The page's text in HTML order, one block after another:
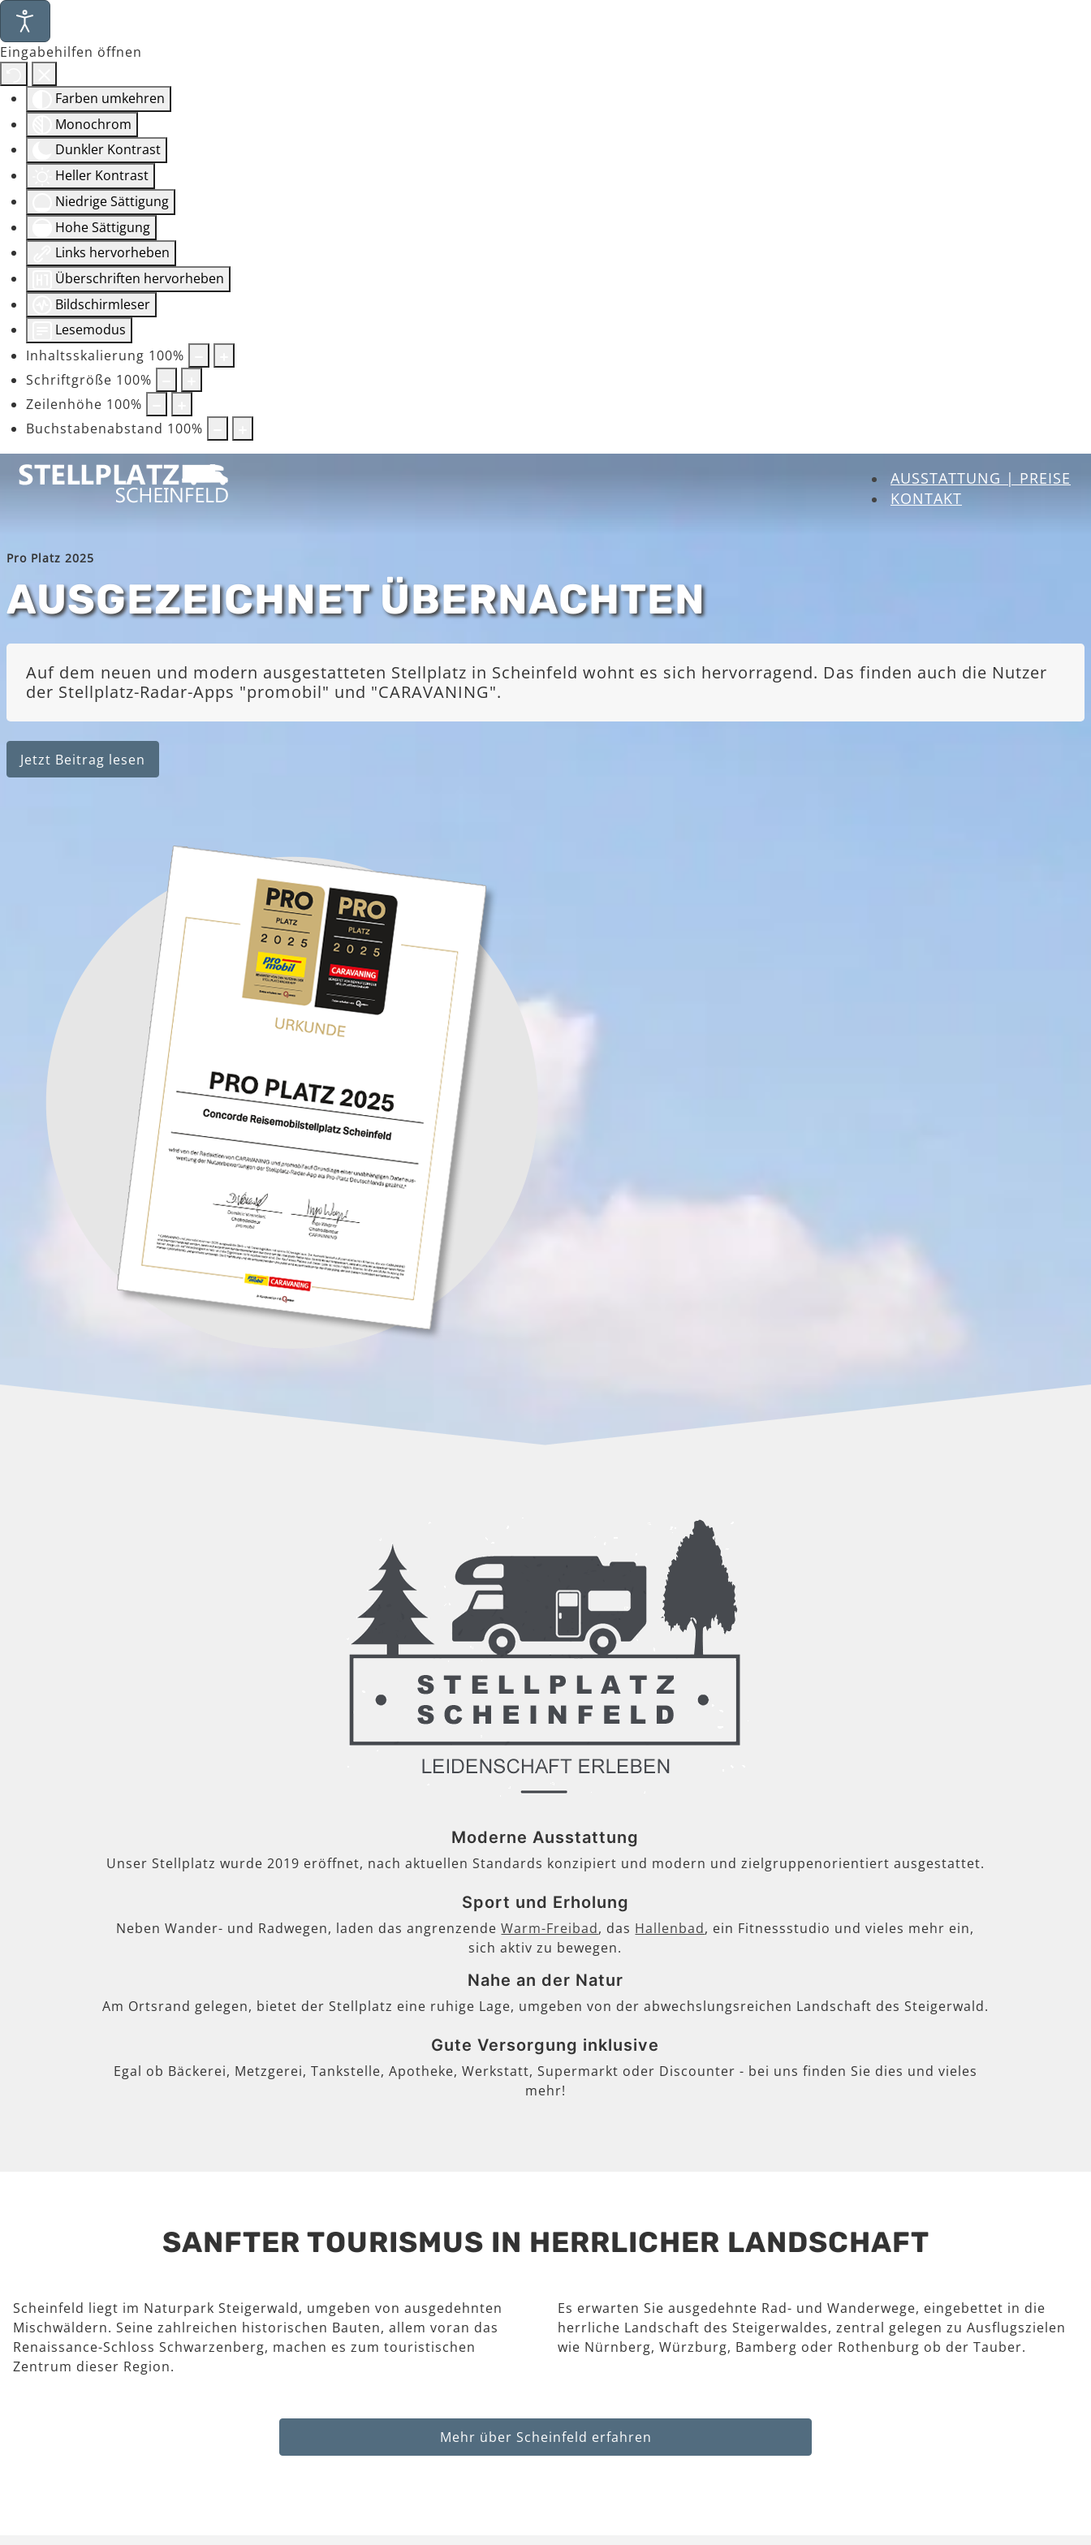
Eingabehilfen öffnen
Farben umkehren
Monochrom
Dunkler Kontrast
Heller Kontrast
Niedrige Sättigung
Hohe Sättigung
Links hervorheben
Überschriften hervorheben
Bildschirmleser
Lesemodus
Inhaltsskalierung 100%
Schriftgröße 100%
Zeilenhöhe 100%
Buchstabenabstand 100%
AUSSTATTUNG | PREISE
KONTAKT
Pro Platz 2025
AUSGEZEICHNET ÜBERNACHTEN
Auf dem neuen und modern ausgestatteten Stellplatz in Scheinfeld wohnt es sich hervorragend. Das finden auch die Nutzer
der Stellplatz-Radar-Apps "promobil" und "CARAVANING".
Jetzt Beitrag lesen
Moderne Ausstattung
Unser Stellplatz wurde 2019 eröffnet, nach aktuellen Standards konzipiert und modern und zielgruppenorientiert ausgestattet.
Sport und Erholung
Neben Wander- und Radwegen, laden das angrenzendeWarm-Freibad, das Hallenbad, ein Fitnessstudio und vieles mehr ein,
sich aktiv zu bewegen.
Nahe an der Natur
Am Ortsrand gelegen, bietet der Stellplatz eine ruhige Lage, umgeben von der abwechslungsreichen Landschaft des Steigerwald.
Gute Versorgung inklusive
Egal ob Bäckerei, Metzgerei, Tankstelle, Apotheke, Werkstatt, Supermarkt oder Discounter - bei uns finden Sie dies und vieles
mehr!
SANFTER TOURISMUS IN HERRLICHER LANDSCHAFT
Scheinfeld liegt im Naturpark Steigerwald, umgeben von ausgedehnten
Mischwäldern. Seine zahlreichen historischen Bauten, allem voran das
Renaissance-Schloss Schwarzenberg, machen es zum touristischen
Zentrum dieser Region.
Es erwarten Sie ausgedehnte Rad- und Wanderwege, eingebettet in die
herrliche Landschaft des Steigerwaldes, zentral gelegen zu Ausflugszielen
wie Nürnberg, Würzburg, Bamberg oder Rothenburg ob der Tauber.
Mehr über Scheinfeld erfahren